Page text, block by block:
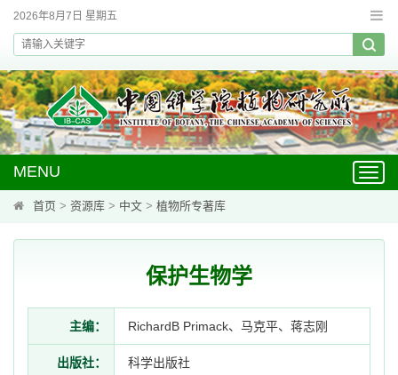
2026年8月7日 星期五
MENU
首页 > 资源库 > 中文 > 植物所专著库
保护生物学
主编： RichardB Primack、马克平、蒋志刚
出版社： 科学出版社